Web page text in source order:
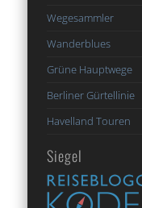
Wegesammler
Wanderblues
Grüne Hauptwege
Berliner Gürtellinie
Havelland Touren
Siegel